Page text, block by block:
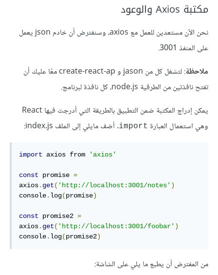
مكتبة Axios والوعود
نحن الآن مستعدين للعمل مع axios، وسنفترض أن خادم json يعمل
على المنفذ 3001.
ملاحظة
: لتشغل كل من jason و create-react-ap معًا عليك أن
تفتح نافذتين من الطرفية node.js، كل نافذة لبرنامج.
يمكن إدراج المكتبة ضمن التطبيق بالطريقة التي أدرجت فيها React
وهي استعمال العبارة import. أضف مايلي إلى الملف index.js:
import axios from 'axios'
const promise =
axios. get( 'http://localhost:3001/notes' )
console. log(promise)
const promise2 =
axios. get( 'http://localhost:3001/foobar' )
console. log(promise2)
من المفترض أن يطبع ما يلي على الشاشة: